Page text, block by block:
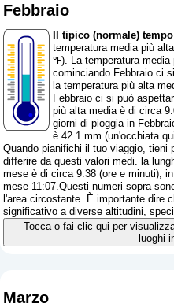
Febbraio
Il tipico (normale)
temperatura media più
℉). La temperatura
cominciando Febbraio ci
la temperatura più alta
Febbraio ci si può
più alta media è di circa
giorni di pioggia in
è 42.1 mm (un'occhiata
Quando pianifichi il tuo viaggio, tieni
differire da questi valori medi. la
mese è di circa 9:38 (ore e minuti),
mese 11:07.Questi numeri sopra
l'area circostante. È importante dire
significativo a diverse altitudini,
Tocca o fai clic qui per
luoghi
Marzo